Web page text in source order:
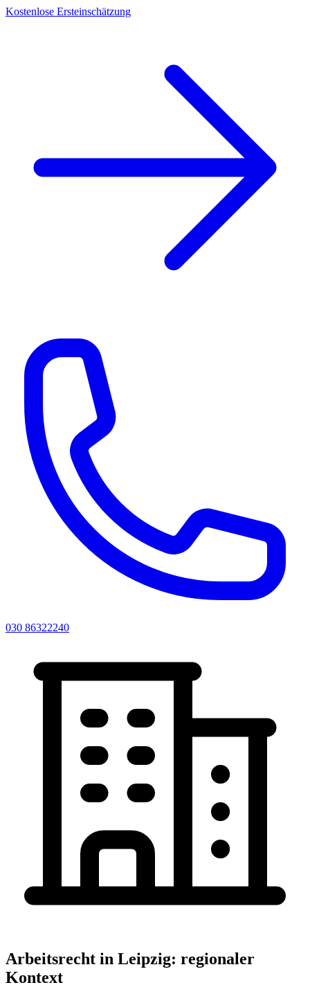
Kostenlose Ersteinschätzung
030 86322240
Arbeitsrecht in Leipzig: regionaler
Kontext